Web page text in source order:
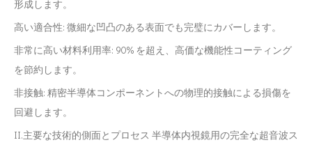
形成します。
高い適合性: 微細な凹凸のある表面でも完璧にカバーします。
非常に高い材料利用率: 90% を超え、高価な機能性コーティング
を節約します。
非接触: 精密半導体コンポーネントへの物理的接触による損傷を
回避します。
II.主要な技術的側面とプロセス 半導体内視鏡用の完全な超音波ス